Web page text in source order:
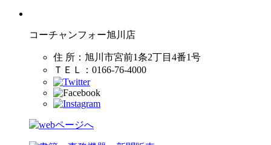
コーチャンフォー旭川店
住 所： 旭川市宮前1条2丁目4番1号
ＴＥＬ：0166-76-4000